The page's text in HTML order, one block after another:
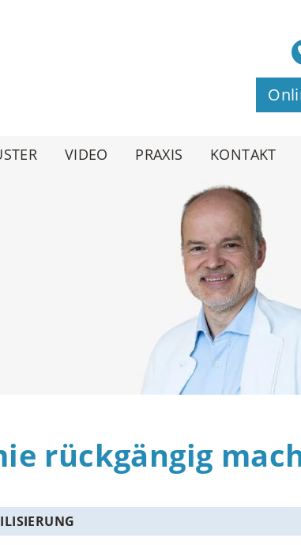
VIDEO PRAXIS KONTAKT
rückgängig